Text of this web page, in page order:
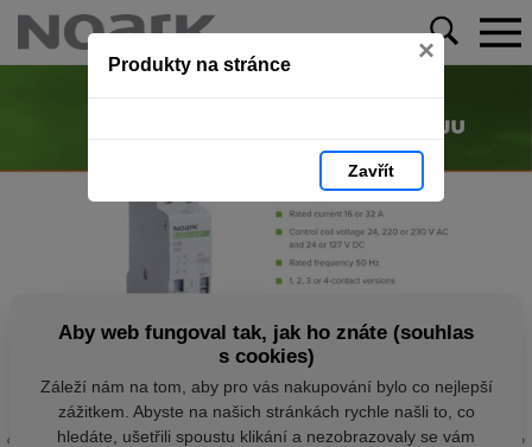
Produkty na stránce ×
Zavřít
Aby web fungoval tak, jak ho znáte (souhlas
s cookies)
Záleží nám na tom, aby pro vás nakupování bylo co nejlepší
zážitkem. Abyste na našich stránkách rychle našli to, co
hledáte, ušetřili spoustu klikání a nezobrazovaly se vám